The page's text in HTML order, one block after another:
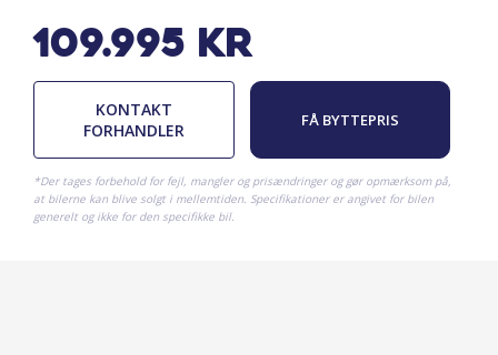
109.995 kr
KONTAKT
FORHANDLER
FÅ BYTTEPRIS
*Der tages forbehold for fejl, mangler og prisændringer og gør opmærksom på,
at bilerne kan blive solgt i mellemtiden. Specifikationer er angivet for bilen
generelt og ikke for den specifikke bil.